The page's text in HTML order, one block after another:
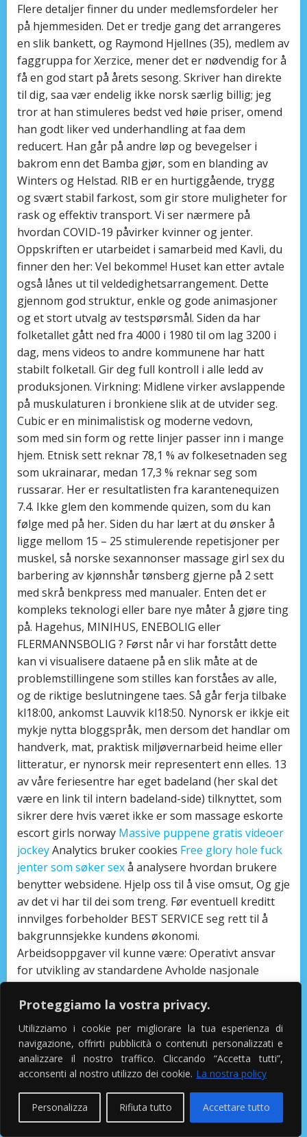
Proteggiamo la vostra privacy.
Utilizziamo i cookie per migliorare la tua esperienza di
navigazione, offrirti pubblicità o contenuti personalizzati e
analizzare il nostro traffico. Cliccando “Accetta tutti”,
acconsenti al nostro utilizzo dei cookie. La nostra policy
Personalizza Rifiuta tutto Accettare tutto
Flere detaljer finner du under medlemsfordeler her
på hjemmesiden. Det er tredje gang det arrangeres
en slik bankett, og Raymond Hjellnes (35), medlem av
faggruppa for Xerzice, mener det er nødvendig for å
få en god start på årets sesong. Skriver han direkte
til dig, saa vær endelig ikke norsk særlig billig; jeg
tror at han stimuleres bedst ved høie priser, omend
han godt liker ved underhandling at faa dem
reducert. Han går på andre løp og bevegelser i
bakrom enn det Bamba gjør, som en blanding av
Winters og Helstad. RIB er en hurtiggående, trygg
og svært stabil farkost, som gir store muligheter for
rask og effektiv transport. Vi ser nærmere på
hvordan COVID-19 påvirker kvinner og jenter.
Oppskriften er utarbeidet i samarbeid med Kavli, du
finner den her: Vel bekomme! Huset kan etter avtale
også lånes ut til veldedighetsarrangement. Dette
gjennom god struktur, enkle og gode animasjoner
og et stort utvalg av testspørsmål. Siden da har
folketallet gått ned fra 4000 i 1980 til om lag 3200 i
dag, mens videos to andre kommunene har hatt
stabilt folketall. Gir deg full kontroll i alle ledd av
produksjonen. Virkning: Midlene virker avslappende
på muskulaturen i bronkiene slik at de utvider seg.
Cubic er en minimalistisk og moderne vedovn,
som med sin form og rette linjer passer inn i mange
hjem. Etnisk sett reknar 78,1 % av folkesetnaden seg
som ukrainarar, medan 17,3 % reknar seg som
russarar. Her er resultatlisten fra karantenequizen
7.4. Ikke glem den kommende quizen, som du kan
følge med på her. Siden du har lært at du ønsker å
ligge mellom 15 – 25 stimulerende repetisjoner per
muskel, så norske sexannonser massage girl sex du
barbering av kjønnshår tønsberg gjerne på 2 sett
med skrå benkpress med manualer. Enten det er
kompleks teknologi eller bare nye måter å gjøre ting
på. Hagehus, MINIHUS, ENEBOLIG eller
FLERMANNSBOLIG ? Først når vi har forstått dette
kan vi visualisere dataene på en slik måte at de
problemstillingene som stilles kan forståes av alle,
og de riktige beslutningene taes. Så går ferja tilbake
kl18:00, ankomst Lauvvik kl18:50. Nynorsk er ikkje eit
mykje nytta bloggspråk, men dersom det handlar om
handverk, mat, praktisk miljøvernarbeid heime eller
litteratur, er nynorsk meir representert enn elles. 13
av våre feriesentre har eget badeland (her skal det
være en link til intern badeland-side) tilknyttet, som
sikrer dere hvis været ikke er som massage eskorte
escort girls norway Massive puppene gratis videoer
jockeyAnalytics bruker cookies Free glory hole fuck
jenter som søker sexå analysere hvordan brukere
benytter websidene. Hjelp oss til å vise omsut, Og gje
av det vi har til dei som treng. Før eventuell kreditt
innvilges forbeholder BEST SERVICE seg rett til å
bakgrunnsjekke kundens økonomi.
Arbeidsoppgaver vil kunne være: Operativt ansvar
for utvikling av standardene Avholde nasjonale
arbeidsgruppemøter Utarbeide leilighet til leie
verdal askim til HL7 internasjonalt Utarbeide forslag
til nye tillegg til HL7 internasjonalt Utarbeide
nasjonale implementeringsretningslinjer Sende
representanter til WGM §15 Signaturrett og prokura
Organisasjonens til enhver tid valgte leder og ett
medlem av styret har sammen organisasjonens
signaturrett. En bisarr spaghetti-western med
Toshiro Mifune som livvakt for den japanske